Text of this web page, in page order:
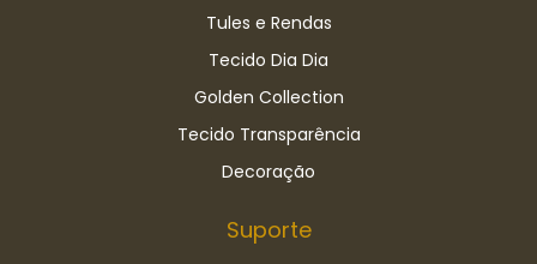
Tules e Rendas
Tecido Dia Dia
Golden Collection
Tecido Transparência
Decoração
Suporte